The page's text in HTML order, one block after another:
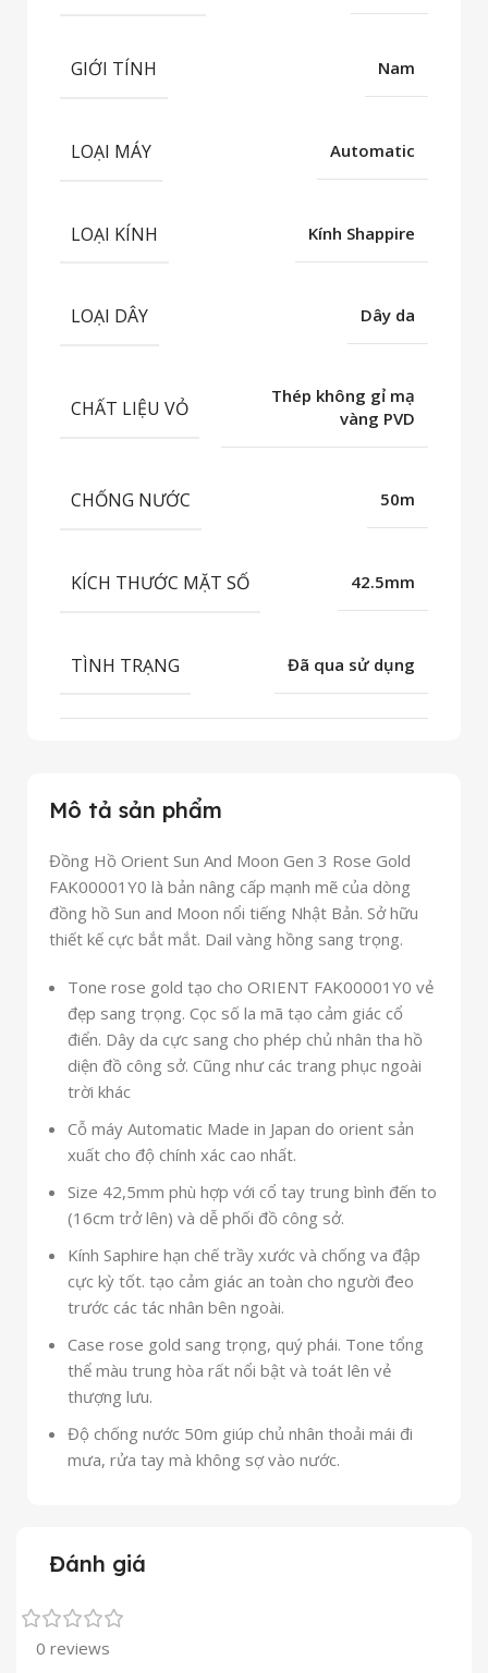
Mô tả sản phẩm
Đồng Hồ Orient Sun And Moon Gen 3 Rose Gold
FAK00001Y0 là bản nâng cấp mạnh mẽ của dòng
đồng hồ Sun and Moon nổi tiếng Nhật Bản. Sở hữu
thiết kế cực bắt mắt. Dail vàng hồng sang trọng.
Tone rose gold tạo cho ORIENT FAK00001Y0 vẻ
đẹp sang trọng. Cọc số la mã tạo cảm giác cổ
điển. Dây da cực sang cho phép chủ nhân tha hồ
diện đồ công sở. Cũng như các trang phục ngoài
trời khác
Cỗ máy Automatic Made in Japan do orient sản
xuất cho độ chính xác cao nhất.
Size 42,5mm phù hợp với cổ tay trung bình đến to
(16cm trở lên) và dễ phối đồ công sở.
Kính Saphire hạn chế trầy xước và chống va đập
cực kỳ tốt. tạo cảm giác an toàn cho người đeo
trước các tác nhân bên ngoài.
Case rose gold sang trọng, quý phái. Tone tổng
thể màu trung hòa rất nổi bật và toát lên vẻ
thượng lưu.
Độ chống nước 50m giúp chủ nhân thoải mái đi
mưa, rửa tay mà không sợ vào nước.
GIỚI TÍNH Nam
LOẠI MÁY Automatic
LOẠI KÍNH Kính Shappire
LOẠI DÂY Dây da
CHẤT LIỆU VỎ
Thép không gỉ mạ
vàng PVD
CHỐNG NƯỚC 50m
KÍCH THƯỚC MẶT SỐ 42.5mm
TÌNH TRẠNG Đã qua sử dụng
Đánh giá
0 reviews